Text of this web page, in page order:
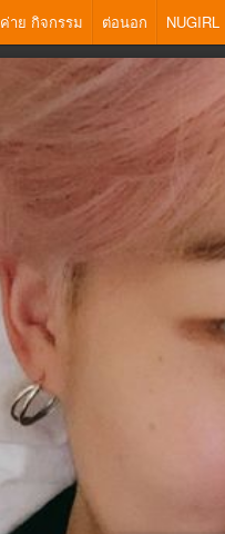
ค่าย กิจกรรม ต่อนอก NUGIRL